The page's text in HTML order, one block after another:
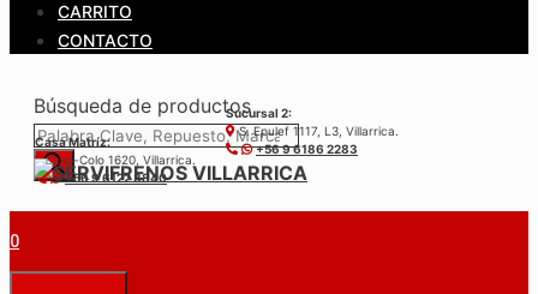
CARRITO
CONTACTO
Búsqueda de productos
Casa Matríz:
Colo-Colo 1620, Villarrica.
+56 9 6122 3840
Sucursal 2:
S. Epulef 1117, L3, Villarrica.
+56 9 6186 2283
0